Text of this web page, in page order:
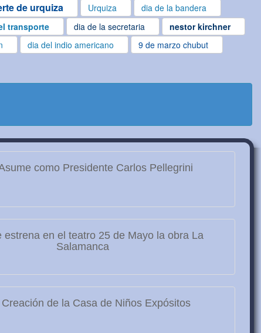
de urquiza Urquiza
dia de la bandera
transporte dia de la secretaria
nestor kirchner
dia del indio americano
9 de marzo chubut
como Presidente Carlos Pellegrini
en el teatro 25 de Mayo la obra La
Salamanca
de la Casa de Niños Expósitos